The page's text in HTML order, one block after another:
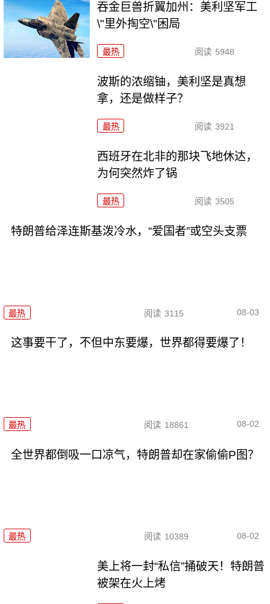
吞金巨兽折翼加州：美利坚军工
\"里外掏空\"困局
最热 阅读 5948
波斯的浓缩铀，美利坚是真想
拿，还是做样子？
最热 阅读 3921
西班牙在北非的那块飞地休达，
为何突然炸了锅
最热 阅读 3505
特朗普给泽连斯基泼冷水，“爱国者”或空头支票
最热 阅读 3115 08-03
这事要干了，不但中东要爆，世界都得要爆了！
最热 阅读 18861 08-02
全世界都倒吸一口凉气，特朗普却在家偷偷P图？
最热 阅读 10389 08-02
美上将一封“私信”捅破天！特朗普
被架在火上烤